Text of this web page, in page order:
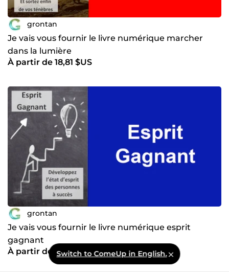
grontan
Je vais vous fournir le livre numérique marcher
dans la lumière
À partir de 18,81 $US
grontan
Je vais vous fournir le livre numérique esprit
gagnant
À partir de 18,81 $USSwitch to ComeUp in English.